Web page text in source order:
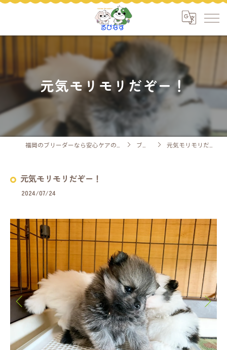
元気モリモリだぞー！
ブログ 元気モリモリだぞー！
元気モリモリだぞー！
2024/07/24